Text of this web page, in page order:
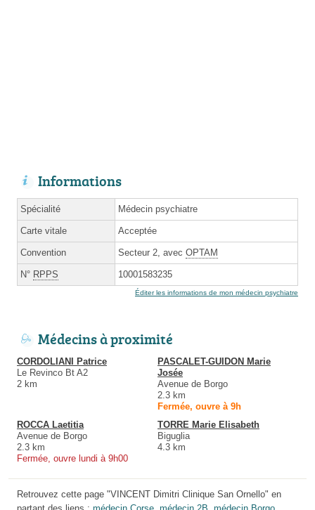
Informations
Spécialité Médecin psychiatre
Carte vitale Acceptée
Convention Secteur 2, avec OPTAM
N° RPPS 10001583235
Éditer les informations de mon médecin psychiatre
Médecins à proximité
CORDOLIANI Patrice
Le Revinco Bt A2
2 km
PASCALET-GUIDON Marie
Josée
Avenue de Borgo
2.3 km
Fermée, ouvre à 9h
ROCCA Laetitia
Avenue de Borgo
2.3 km
Fermée, ouvre lundi à 9h00
TORRE Marie Elisabeth
Biguglia
4.3 km
Retrouvez cette page "VINCENT Dimitri Clinique San Ornello" en